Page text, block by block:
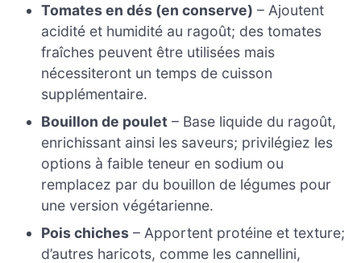
Tomates en dés (en conserve) – Ajoutent
acidité et humidité au ragoût; des tomates
fraîches peuvent être utilisées mais
nécessiteront un temps de cuisson
supplémentaire.
Bouillon de poulet – Base liquide du ragoût,
enrichissant ainsi les saveurs; privilégiez les
options à faible teneur en sodium ou
remplacez par du bouillon de légumes pour
une version végétarienne.
Pois chiches – Apportent protéine et texture;
d’autres haricots, comme les cannellini,